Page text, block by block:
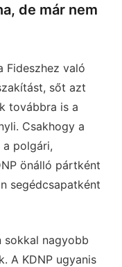
de már nem
Fideszhez való
sőt azt
továbbra is a
Csakhogy a
polgári,
önálló pártként
segédcsapatként
sokkal nagyobb
A KDNP ugyanis